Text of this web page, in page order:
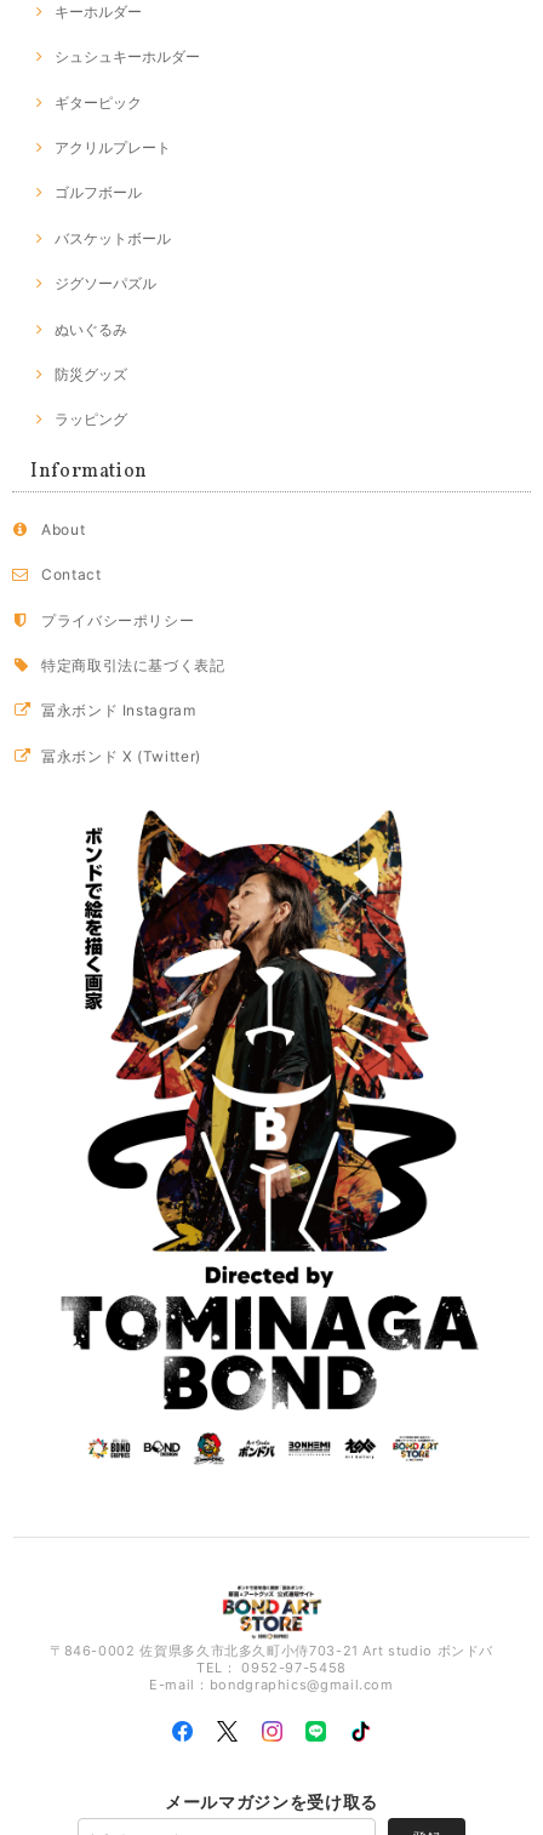
キーホルダー
シュシュキーホルダー
ギターピック
アクリルプレート
ゴルフボール
バスケットボール
ジグソーパズル
ぬいぐるみ
防災グッズ
ラッピング
Information
About
Contact
プライバシーポリシー
特定商取引法に基づく表記
冨永ボンド Instagram
冨永ボンド X (Twitter)
〒846-0002 佐賀県多久市北多久町小侍703-21 Art studio ボンドバ
TEL： 0952-97-5458
E-mail： bondgraphics@gmail.com
メールマガジンを受け取る